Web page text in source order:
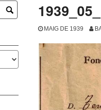
MAIG DE 1939